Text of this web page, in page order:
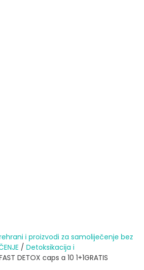
i proizvodi za samoliječenje bez
/ Detoksikacija i
DETOX caps a 10 1+1GRATIS